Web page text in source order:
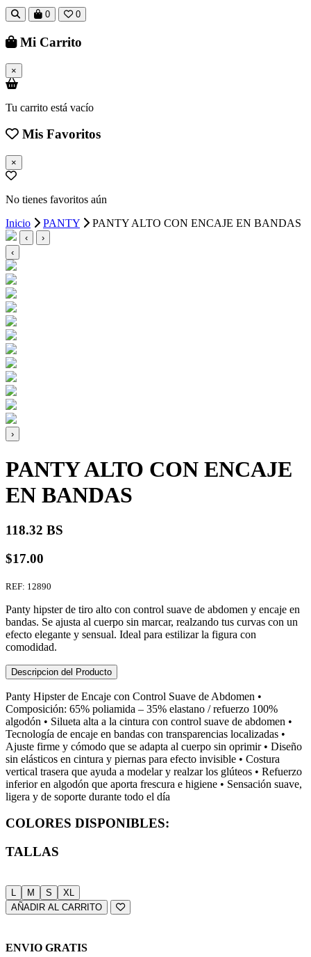
0 0
Mi Carrito
×
Tu carrito está vacío
Mis Favoritos
×
No tienes favoritos aún
Inicio
PANTY PANTY ALTO CON ENCAJE EN BANDAS
‹
›
‹
›
PANTY ALTO CON ENCAJE
EN BANDAS
118.32 BS
$17.00
REF: 12890
Panty hipster de tiro alto con control suave de abdomen y encaje en
bandas. Se ajusta al cuerpo sin marcar, realzando tus curvas con un
efecto elegante y sensual. Ideal para estilizar la figura con
comodidad.
Descripcion del Producto
Panty Hipster de Encaje con Control Suave de Abdomen •
Composición: 65% poliamida – 35% elastano / refuerzo 100%
algodón • Silueta alta a la cintura con control suave de abdomen •
Tecnología de encaje en bandas con transparencias localizadas •
Ajuste firme y cómodo que se adapta al cuerpo sin oprimir • Diseño
sin elásticos en cintura y piernas para efecto invisible • Costura
vertical trasera que ayuda a modelar y realzar los glúteos • Refuerzo
inferior en algodón que aporta frescura e higiene • Sensación suave,
ligera y de soporte durante todo el día
COLORES DISPONIBLES:
TALLAS
L M S
XL
AÑADIR AL CARRITO
ENVIO GRATIS